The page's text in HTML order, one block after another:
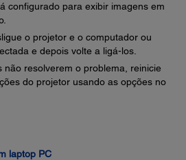
configurado para exibir imagens em
o projetor e o computador ou
e depois volte a ligá-los.
não resolverem o problema, reinicie
do projetor usando as opções no
laptop PC